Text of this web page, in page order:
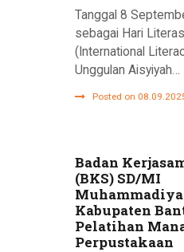
Tanggal 8
sebagai Hari
(International
Unggulan Aisyiyah…
Posted on
Badan
(BKS) SD/MI
Kabupaten
Pelatihan
Perpustakaan